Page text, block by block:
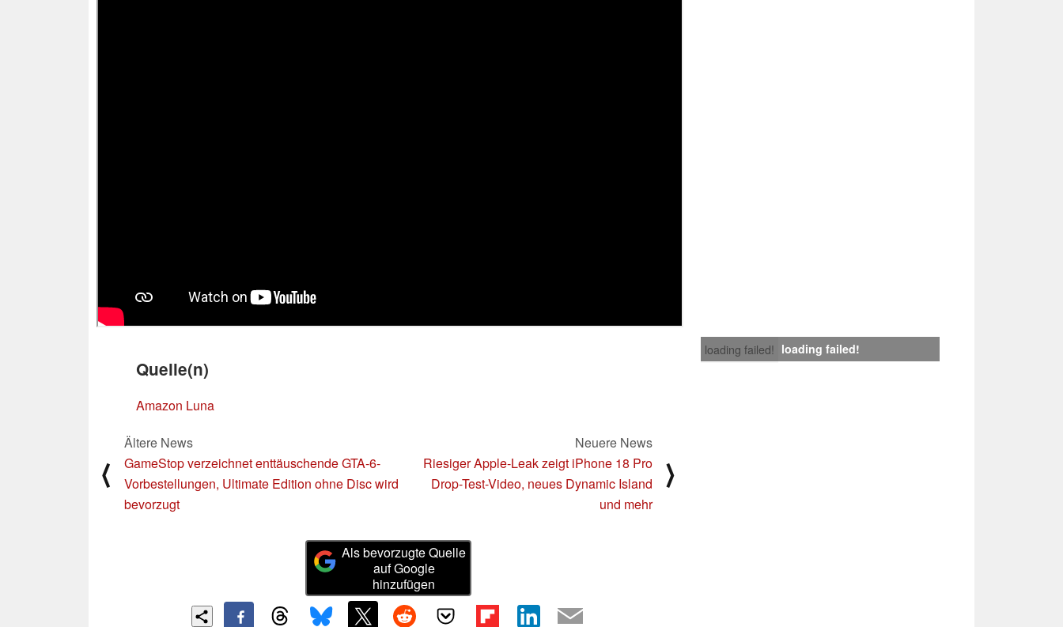
loading failed! loading failed!
Quelle(n)
Amazon Luna
⟨
Ältere News
GameStop verzeichnet enttäuschende GTA-6-
Vorbestellungen, Ultimate Edition ohne Disc wird
bevorzugt
Neuere News
Riesiger Apple-Leak zeigt iPhone 18 Pro
Drop-Test-Video, neues Dynamic Island
und mehr
⟩
Als bevorzugte Quelle
auf Google
hinzufügen